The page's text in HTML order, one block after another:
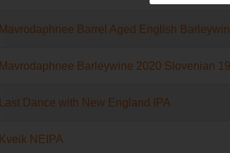
Mavrodaphnee Barrel Aged English
Mavrodaphnee Barleywine 2020 Slovenian
Last Dance with New England IPA
Kveik NEIPA